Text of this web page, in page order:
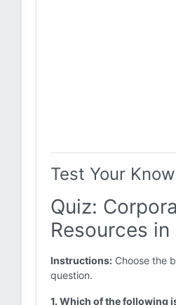
Test Your
Quiz:
Resources in
Instructions: Choose the
question.
1. Which of the following